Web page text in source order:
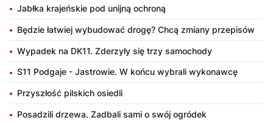
Jabłka krajeńskie pod unijną ochroną
Będzie łatwiej wybudować drogę? Chcą zmiany przepisów
Wypadek na DK11. Zderzyły się trzy samochody
S11 Podgaje - Jastrowie. W końcu wybrali wykonawcę
Przyszłość pilskich osiedli
Posadzili drzewa. Zadbali sami o swój ogródek